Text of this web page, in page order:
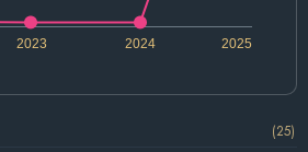
2024
2023 2025
(25)